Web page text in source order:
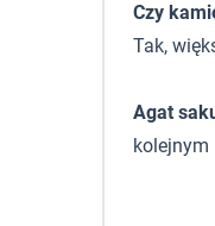
Czy
Tak,
Agat
kolejnym